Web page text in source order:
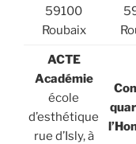
59100
Roubaix
ACTE
Académie
école
d’esthétique
rue d’Isly, à